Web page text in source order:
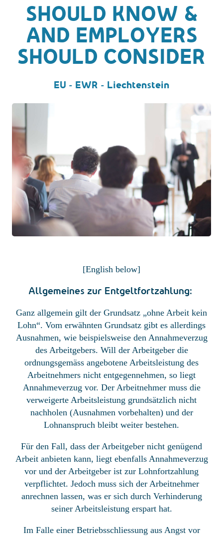
SHOULD KNOW &
AND EMPLOYERS
SHOULD CONSIDER
EU - EWR - Liechtenstein
[English below]
Allgemeines zur Entgeltfortzahlung:
Ganz allgemein gilt der Grundsatz „ohne Arbeit kein
Lohn“. Vom erwähnten Grundsatz gibt es allerdings
Ausnahmen, wie beispielsweise den Annahmeverzug
des Arbeitgebers. Will der Arbeitgeber die
ordnungsgemäss angebotene Arbeitsleistung des
Arbeitnehmers nicht entgegennehmen, so liegt
Annahmeverzug vor. Der Arbeitnehmer muss die
verweigerte Arbeitsleistung grundsätzlich nicht
nachholen (Ausnahmen vorbehalten) und der
Lohnanspruch bleibt weiter bestehen.
Für den Fall, dass der Arbeitgeber nicht genügend
Arbeit anbieten kann, liegt ebenfalls Annahmeverzug
vor und der Arbeitgeber ist zur Lohnfortzahlung
verpflichtet. Jedoch muss sich der Arbeitnehmer
anrechnen lassen, was er sich durch Verhinderung
seiner Arbeitsleistung erspart hat.
Im Falle einer Betriebsschliessung aus Angst vor